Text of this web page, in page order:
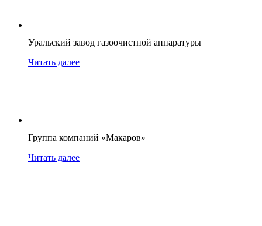
Уральский завод газоочистной аппаратуры
Читать далее
Группа компаний «Макаров»
Читать далее